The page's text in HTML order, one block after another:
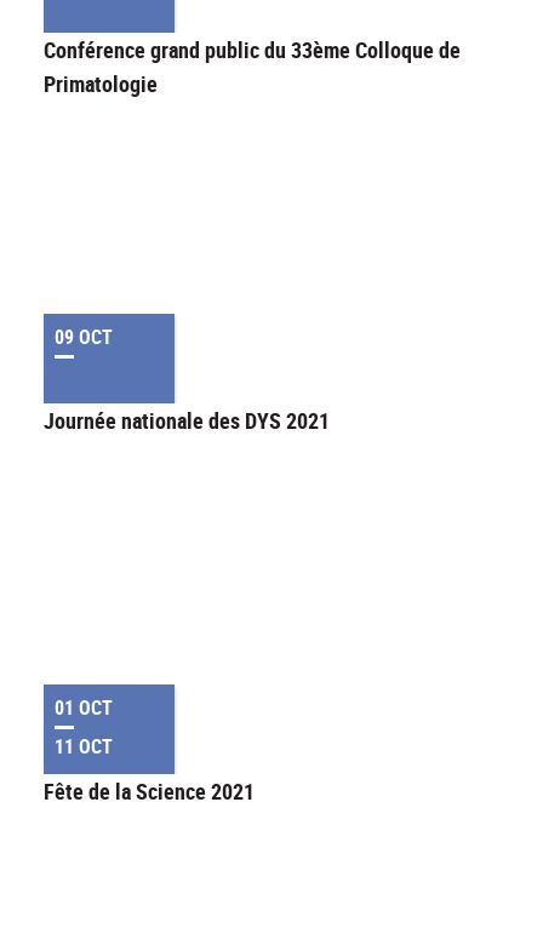
Conférence grand public du 33ème Colloque de
Primatologie
09 OCT
Journée nationale des DYS 2021
01 OCT
11 OCT
Fête de la Science 2021